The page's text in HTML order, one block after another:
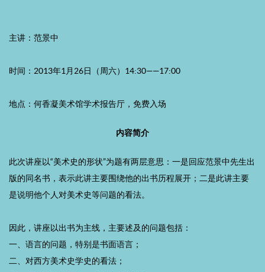
主讲：范景中
时间：2013年1月26日（周六）14:30——17:00
地点：何香凝美术馆学术报告厅，免费入场
内容简介
此次讲座以“美术史的形状”为题有两层意思：一是回应范景中先生出
版的同名书，表示此讲主要围绕他的出书历程展开；二是此讲主要
是说明他个人对美术史等问题的看法。
因此，讲座以出书为主线，主要述及的问题包括：
一、语言的问题，特别是书面语言；
二、对西方美术史学史的看法；